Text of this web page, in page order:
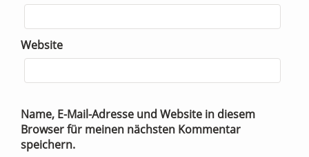
Website
Name, E-Mail-Adresse und Website in diesem
Browser für meinen nächsten Kommentar
speichern.